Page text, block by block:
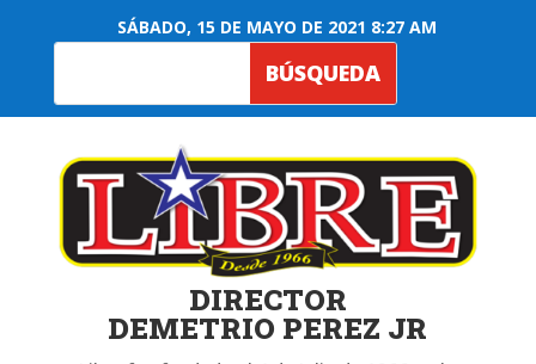
SÁBADO, 15 DE MAYO DE 2021 8:27 AM
DIRECTOR
DEMETRIO PEREZ JR